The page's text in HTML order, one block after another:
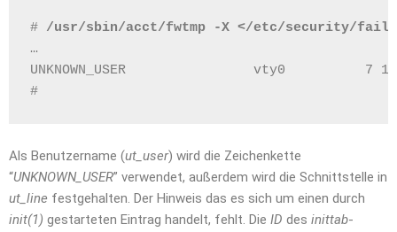
# /usr/sbin/acct/fwtmp -X </etc/security/
…
UNKNOWN_USER                vty0
#
Als Benutzername (ut_user) wird die Zeichenkette
“UNKNOWN_USER” verwendet, außerdem wird die Schnittstelle in
ut_line festgehalten. Der Hinweis das es sich um einen durch
init(1) gestarteten Eintrag handelt, fehlt. Die ID des inittab-